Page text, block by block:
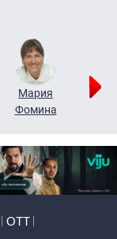
Мария
Фомина
ОТТ